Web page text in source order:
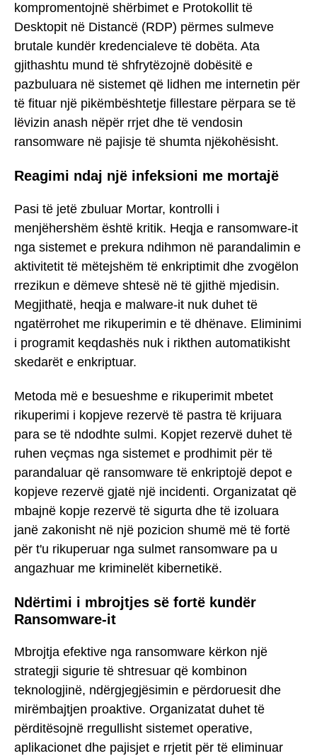
kompromentojnë shërbimet e Protokollit të
Desktopit në Distancë (RDP) përmes sulmeve
brutale kundër kredencialeve të dobëta. Ata
gjithashtu mund të shfrytëzojnë dobësitë e
pazbuluara në sistemet që lidhen me internetin për
të fituar një pikëmbështetje fillestare përpara se të
lëvizin anash nëpër rrjet dhe të vendosin
ransomware në pajisje të shumta njëkohësisht.
Reagimi ndaj një infeksioni me mortajë
Pasi të jetë zbuluar Mortar, kontrolli i
menjëhershëm është kritik. Heqja e ransomware-it
nga sistemet e prekura ndihmon në parandalimin e
aktivitetit të mëtejshëm të enkriptimit dhe zvogëlon
rrezikun e dëmeve shtesë në të gjithë mjedisin.
Megjithatë, heqja e malware-it nuk duhet të
ngatërrohet me rikuperimin e të dhënave. Eliminimi
i programit keqdashës nuk i rikthen automatikisht
skedarët e enkriptuar.
Metoda më e besueshme e rikuperimit mbetet
rikuperimi i kopjeve rezervë të pastra të krijuara
para se të ndodhte sulmi. Kopjet rezervë duhet të
ruhen veçmas nga sistemet e prodhimit për të
parandaluar që ransomware të enkriptojë depot e
kopjeve rezervë gjatë një incidenti. Organizatat që
mbajnë kopje rezervë të sigurta dhe të izoluara
janë zakonisht në një pozicion shumë më të fortë
për t'u rikuperuar nga sulmet ransomware pa u
angazhuar me kriminelët kibernetikë.
Ndërtimi i mbrojtjes së fortë kundër
Ransomware-it
Mbrojtja efektive nga ransomware kërkon një
strategji sigurie të shtresuar që kombinon
teknologjinë, ndërgjegjësimin e përdoruesit dhe
mirëmbajtjen proaktive. Organizatat duhet të
përditësojnë rregullisht sistemet operative,
aplikacionet dhe pajisjet e rrjetit për të eliminuar